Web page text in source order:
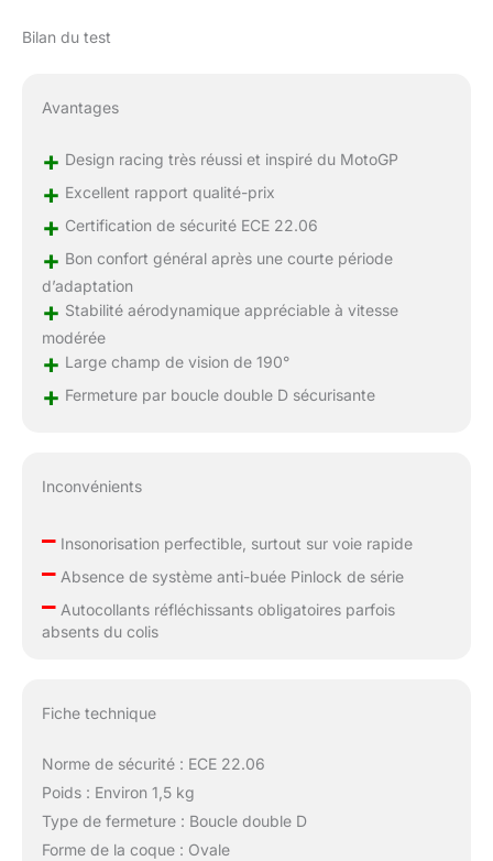
Bilan du test
Avantages
+ Design racing très réussi et inspiré du MotoGP
+ Excellent rapport qualité-prix
+ Certification de sécurité ECE 22.06
+ Bon confort général après une courte période
d’adaptation
+ Stabilité aérodynamique appréciable à vitesse
modérée
+ Large champ de vision de 190°
+ Fermeture par boucle double D sécurisante
Inconvénients
–Insonorisation perfectible, surtout sur voie rapide
–Absence de système anti-buée Pinlock de série
–Autocollants réfléchissants obligatoires parfois
absents du colis
Fiche technique
Norme de sécurité : ECE 22.06
Poids : Environ 1,5 kg
Type de fermeture : Boucle double D
Forme de la coque : Ovale